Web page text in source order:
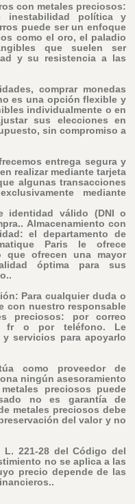
con metales preciosos:
inestabilidad política y
puede ser un enfoque
como el oro, el paladio
que suelen ser
y su resistencia a las
comprar monedas
es una opción flexible y
individualmente o en
sus elecciones en
sin compromiso a
entrega segura y
realizar mediante tarjeta
algunas transacciones
mediante
identidad válido (DNI o
. Almacenamiento con
el departamento de
Paris le ofrece
que ofrecen una mayor
óptima para sus
Para cualquier duda o
con nuestro responsable
preciosos: por correo
fr o por teléfono. Le
servicios para apoyarlo
como proveedor de
ningún asesoramiento
preciosos puede
no es garantía de
metales preciosos debe
del valor y no
221-28 del Código del
no se aplica a las
precio depende de las